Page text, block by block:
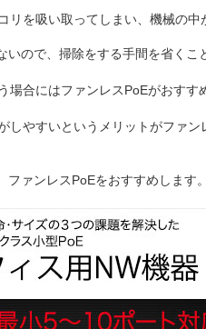
を吸い取ってしまい、機械の中
ので、掃除をする手間を省くこ
合にはファンレスPoEがおすす
やすいというメリットがファン
ァンレスPoEをおすすめします。